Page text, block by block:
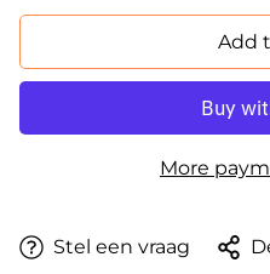
Add
More
Stel een vraag